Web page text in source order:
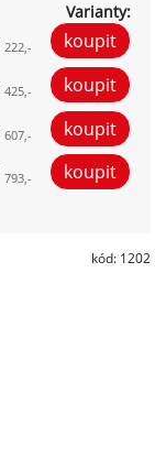
Varianty:
222,-
425,-
607,-
793,-
kód: 1202